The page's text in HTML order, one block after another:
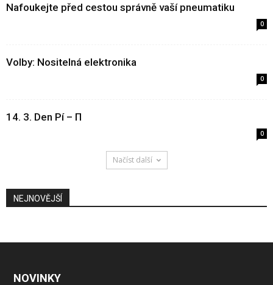
Nafoukejte před cestou správně vaší pneumatiku
0
Volby: Nositelná elektronika
0
14. 3. Den Pí – Π
0
Načíst další
NEJNOVĚJŠÍ
NOVINKY